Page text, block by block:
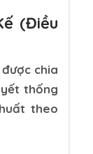
(Điều
chia
thống
theo